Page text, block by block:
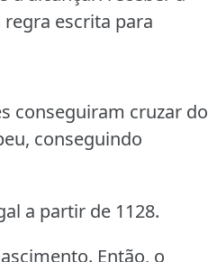
escrita para
conseguiram cruzar do
conseguindo
a partir de 1128.
Então, o